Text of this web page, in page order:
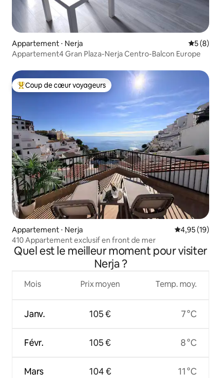
Appartement ⋅ Nerja
5 (8)
Appartement4 Gran Plaza-Nerja Centro-Balcon Europe
Coups de cœur voyageurs les plus appréciés
Coup de cœur voyageurs
Appartement ⋅ Nerja Évaluation
4,95 (19)
410 Appartement exclusif en front de mer
Quel est le meilleur moment pour visiter
Nerja ?
Mois
Janv.
Févr.
Mars
Prix moyen
105 €
105 €
104 €
Temp. moy.
7 °C
8 °C
11 °C